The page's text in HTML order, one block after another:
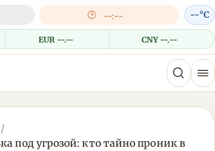
🕒 --:--
EUR --.-- CNY --.--
--°C
/
под угрозой: кто тайно проник в